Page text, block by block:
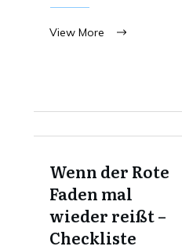
View More
Wenn der Rote
Faden mal
wieder reißt –
Checkliste